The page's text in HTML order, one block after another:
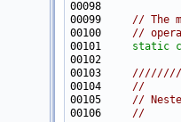
00099 // The
00100 //
00101 static
00102
00103
00104
//
00105 //
00106 //